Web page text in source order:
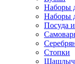
Наборы
Наборы
Посуда
Стопки